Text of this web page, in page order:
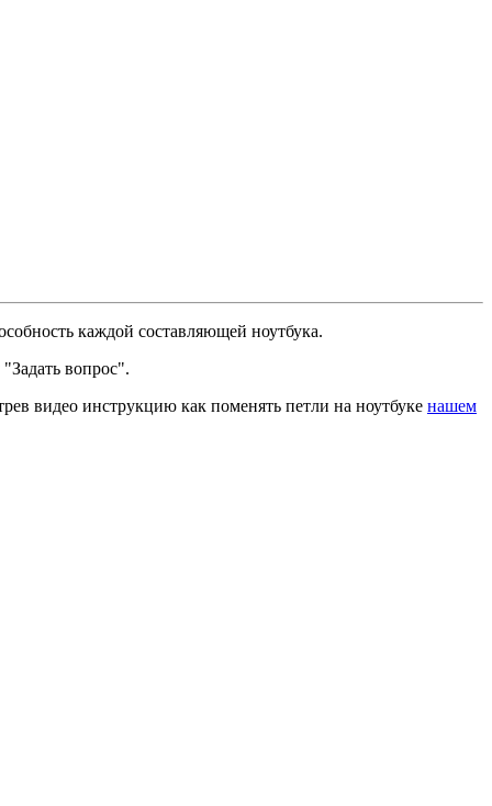
каждой составляющей ноутбука.
вопрос".
видео инструкцию как поменять петли на ноутбуке нашем